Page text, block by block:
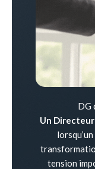
DG
Un
tension